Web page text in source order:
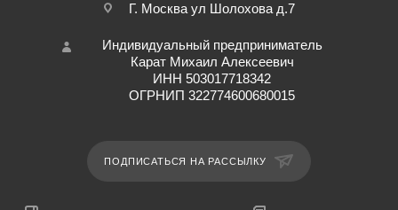
Г. Москва ул Шолохова д.7
Индивидуальный предприниматель
Карат Михаил Алексеевич
ИНН 503017718342
ОГРНИП 322774600680015
ПОДПИСАТЬСЯ НА РАССЫЛКУ